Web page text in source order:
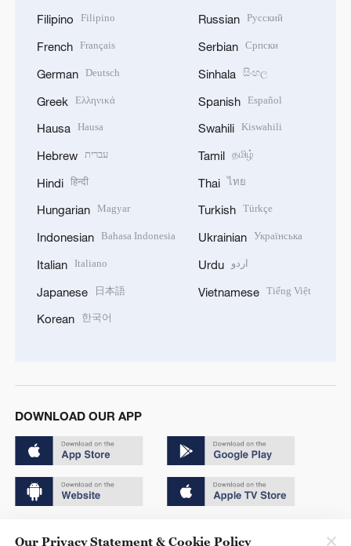
Filipino Filipino
French Français
German Deutsch
Greek Ελληνικά
Hausa Hausa
Hebrew עברית
Hindi हिन्दी
Hungarian Magyar
Indonesian Bahasa Indonesia
Italian Italiano
Japanese 日本語
Korean 한국어
Russian Русский
Serbian Српски
Sinhala සිංහල
Spanish Español
Swahili Kiswahili
Tamil தமிழ்
Thai ไทย
Turkish Türkçe
Ukrainian Українська
Urdu اردو
Vietnamese Tiếng Việt
DOWNLOAD OUR APP
Our Privacy Statement & Cookie Policy